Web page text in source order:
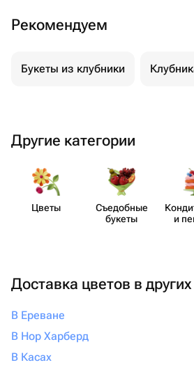
Рекомендуем
Букеты из клубники
Другие категории
Цветы
Съедобные
букеты
и
Доставка цветов в
В Ереване
В Нор Харберд
В Касах